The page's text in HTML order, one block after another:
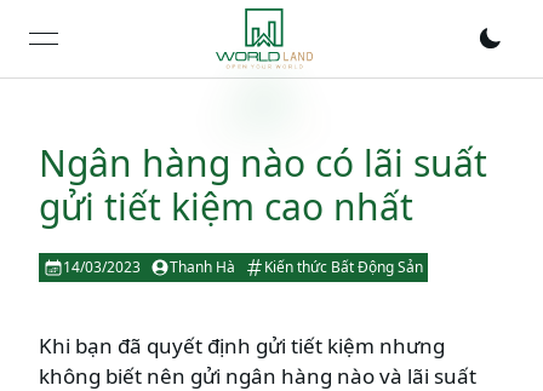
open navigation menu
Ngân hàng nào có lãi suất
gửi tiết kiệm cao nhất
14/03/2023 Thanh Hà Kiến thức Bất Động Sản
Khi bạn đã quyết định gửi tiết kiệm nhưng
không biết nên gửi ngân hàng nào và lãi suất